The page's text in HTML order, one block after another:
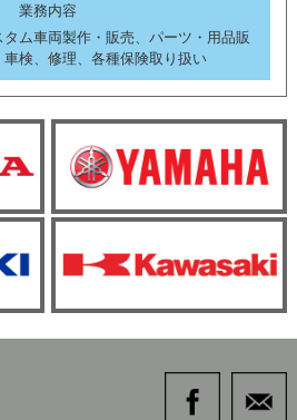
業務内容
ム車両製作・販売、パーツ・用品販
検、修理、各種保険取り扱い